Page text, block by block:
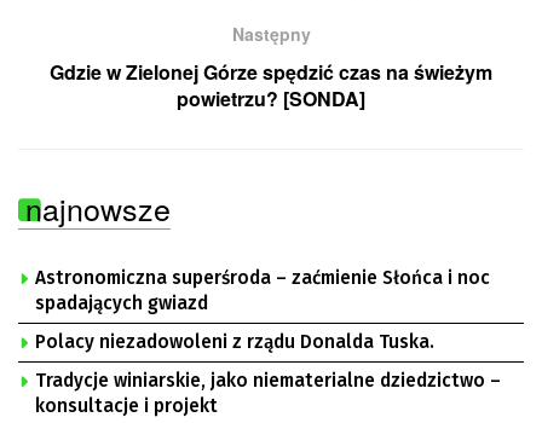
Następny
Gdzie w Zielonej Górze spędzić czas na świeżym
powietrzu? [SONDA]
najnowsze
Astronomiczna superśroda – zaćmienie Słońca i noc
spadających gwiazd
Polacy niezadowoleni z rządu Donalda Tuska.
Tradycje winiarskie, jako niematerialne dziedzictwo –
konsultacje i projekt